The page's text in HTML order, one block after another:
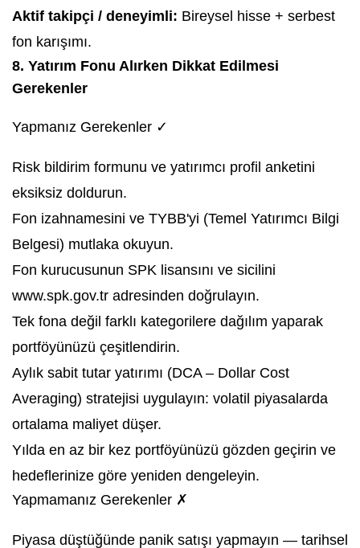
Aktif takipçi / deneyimli: Bireysel hisse + serbest
fon karışımı.
8. Yatırım Fonu Alırken Dikkat Edilmesi
Gerekenler
Yapmanız Gerekenler ✓
Risk bildirim formunu ve yatırımcı profil anketini
eksiksiz doldurun.
Fon izahnamesini ve TYBB'yi (Temel Yatırımcı Bilgi
Belgesi) mutlaka okuyun.
Fon kurucusunun SPK lisansını ve sicilini
www.spk.gov.tr adresinden doğrulayın.
Tek fona değil farklı kategorilere dağılım yaparak
portföyünüzü çeşitlendirin.
Aylık sabit tutar yatırımı (DCA – Dollar Cost
Averaging) stratejisi uygulayın: volatil piyasalarda
ortalama maliyet düşer.
Yılda en az bir kez portföyünüzü gözden geçirin ve
hedeflerinize göre yeniden dengeleyin.
Yapmamanız Gerekenler ✗
Piyasa düştüğünde panik satışı yapmayın — tarihsel